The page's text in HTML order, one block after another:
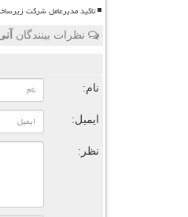
تاکید مدیرعامل شرکت
نظرات بینندگان
نام:
ایمیل:
نظر: